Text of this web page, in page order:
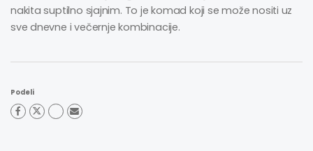
nakita suptilno sjajnim. To je komad koji se može nositi uz
sve dnevne i večernje kombinacije.
Podeli